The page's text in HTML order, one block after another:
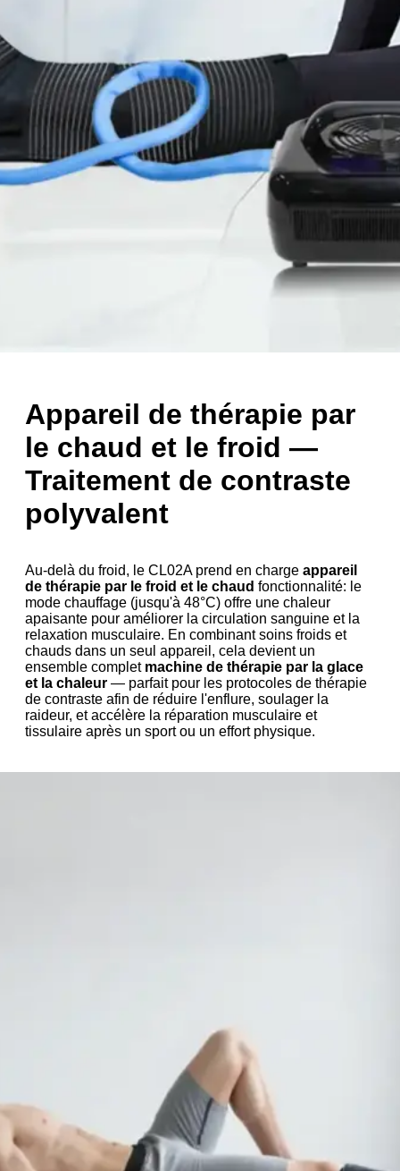
Appareil de thérapie par
le chaud et le froid —
Traitement de contraste
polyvalent
Au-delà du froid, le CL02A prend en charge appareil
de thérapie par le froid et le chaud fonctionnalité: le
mode chauffage (jusqu'à 48°C) offre une chaleur
apaisante pour améliorer la circulation sanguine et la
relaxation musculaire. En combinant soins froids et
chauds dans un seul appareil, cela devient un
ensemble complet machine de thérapie par la glace
et la chaleur — parfait pour les protocoles de thérapie
de contraste afin de réduire l'enflure, soulager la
raideur, et accélère la réparation musculaire et
tissulaire après un sport ou un effort physique.